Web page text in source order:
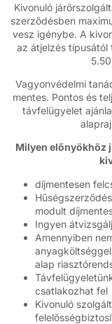
Kivonuló
szerződésben
vesz igénybe. A
az átjelzés típusától
Vagyonvédelmi
mentes. Pontos és
távfelügyelet
Milyen előnyökhöz
díjmentesen
modult
Ingyen
Amennyiben
alap
csatlakozhat fel
Kivonuló